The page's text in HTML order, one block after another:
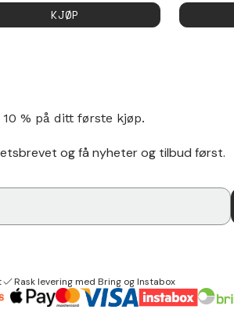
KJØP
10 % på ditt første kjøp.
og få nyheter og tilbud først.
Rask levering med Bring og Instabox